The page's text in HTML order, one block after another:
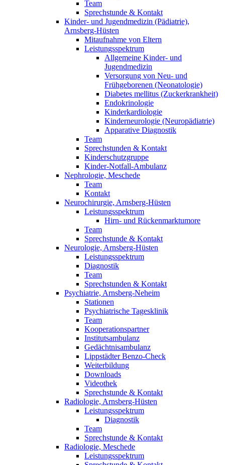
Team
Sprechstunde & Kontakt
Kinder- und Jugendmedizin (Pädiatrie),
Arnsberg-Hüsten
Mitaufnahme von Eltern
Leistungsspektrum
Allgemeine Kinder- und
Jugendmedizin
Versorgung von Neu- und
Frühgeborenen (Neonatologie)
Diabetes mellitus (Zuckerkrankheit)
Endokrinologie
Kinderkardiologie
Kinderneurologie (Neuropädiatrie)
Apparative Diagnostik
Team
Sprechstunden & Kontakt
Kinderschutzgruppe
Kinder-Notfall-Ambulanz
Nephrologie, Meschede
Team
Kontakt
Neurochirurgie, Arnsberg-Hüsten
Leistungsspektrum
Hirn- und Rückenmarktumore
Team
Sprechstunde & Kontakt
Neurologie, Arnsberg-Hüsten
Leistungsspektrum
Diagnostik
Team
Sprechstunden & Kontakt
Psychiatrie, Arnsberg-Neheim
Stationen
Psychiatrische Tagesklinik
Team
Kooperationspartner
Institutsambulanz
Gedächtnisambulanz
Lippstädter Benzo-Check
Weiterbildung
Downloads
Videothek
Sprechstunde & Kontakt
Radiologie, Arnsberg-Hüsten
Leistungsspektrum
Diagnostik
Team
Sprechstunde & Kontakt
Radiologie, Meschede
Leistungsspektrum